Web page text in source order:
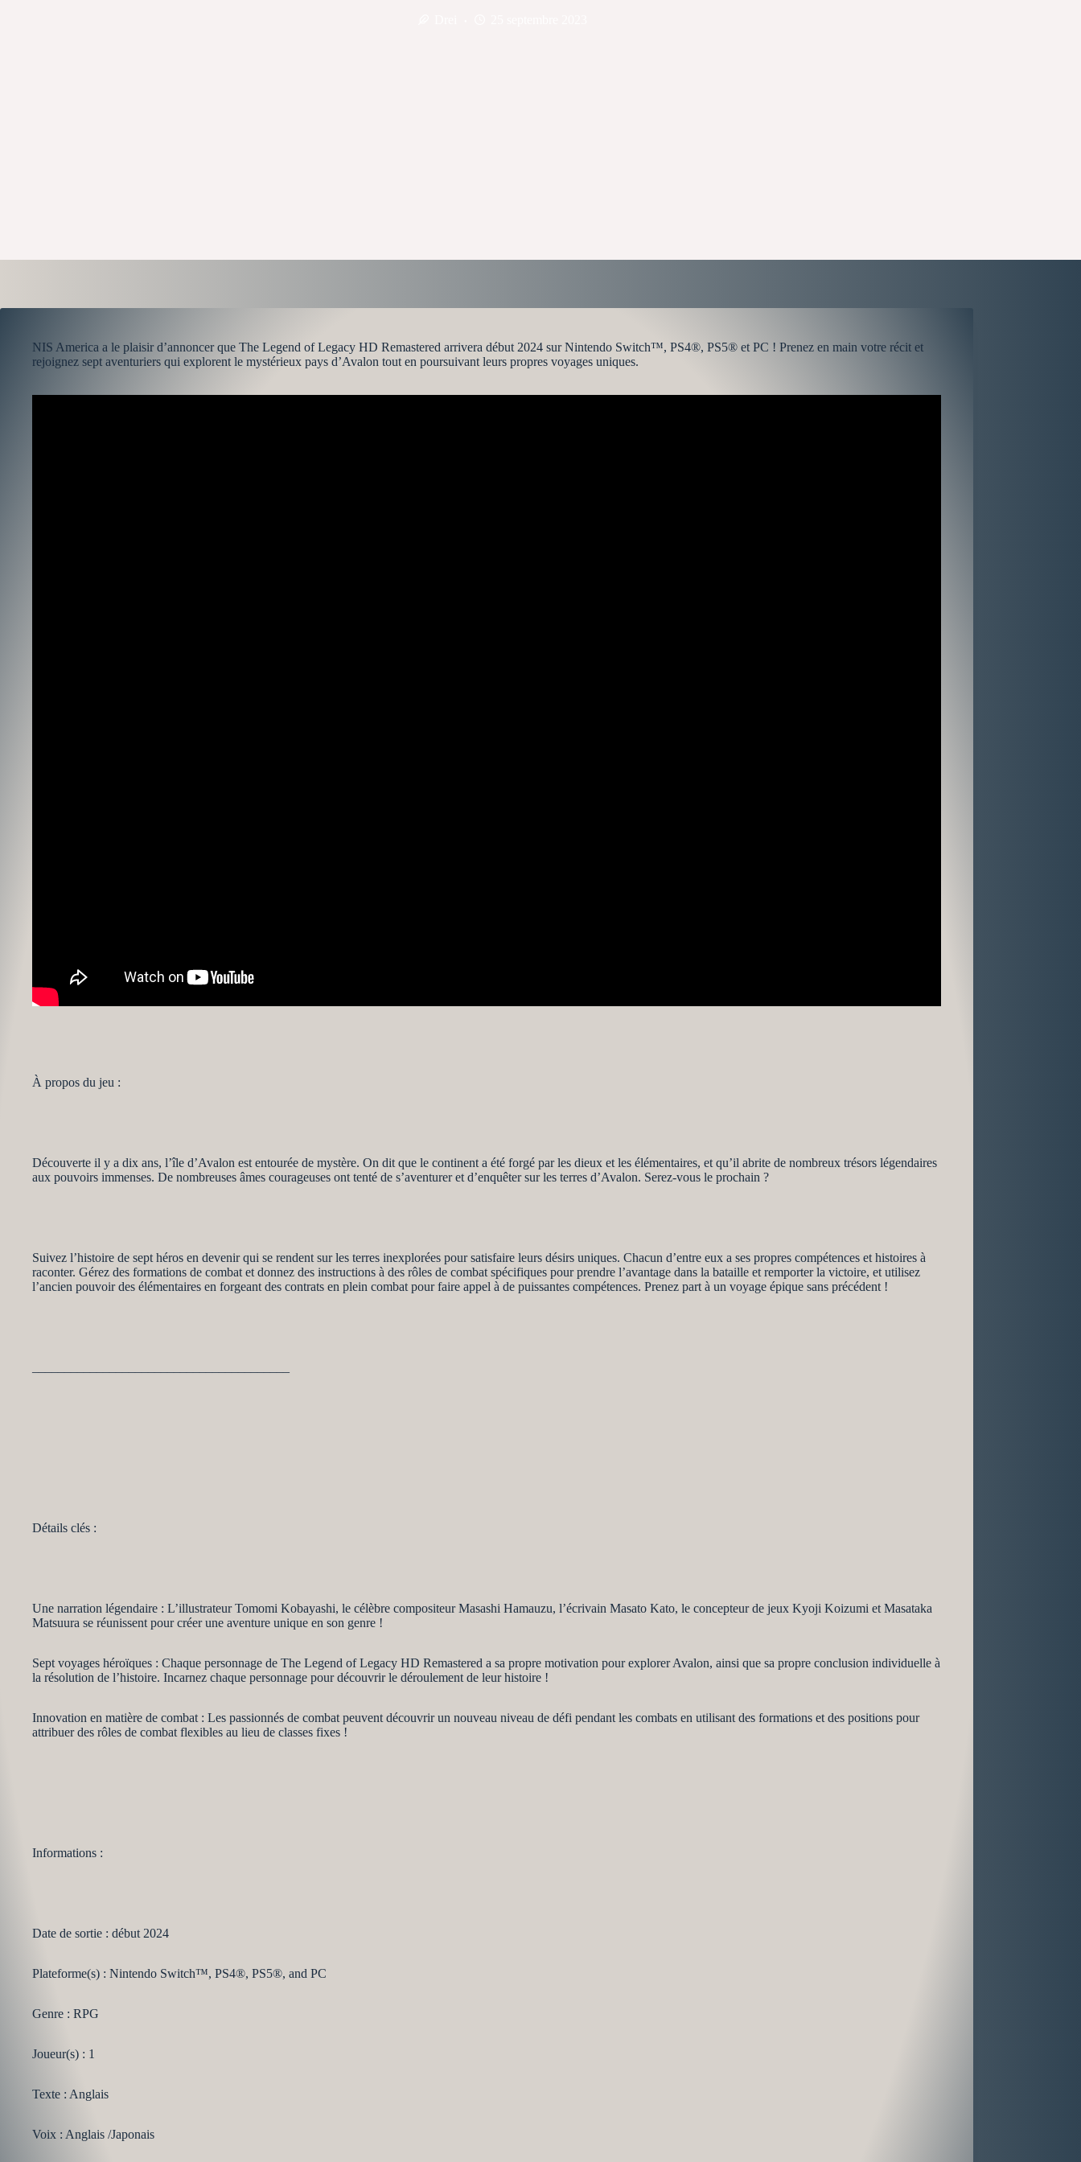
NIS America a le plaisir d’annoncer que The Legend of Legacy HD Remastered arrivera début 2024 sur Nintendo Switch™, PS4®, PS5® et PC ! Prenez en main votre récit et
rejoignez sept aventuriers qui explorent le mystérieux pays d’Avalon tout en poursuivant leurs propres voyages uniques.
À propos du jeu :
Découverte il y a dix ans, l’île d’Avalon est entourée de mystère. On dit que le continent a été forgé par les dieux et les élémentaires, et qu’il abrite de nombreux trésors légendaires
aux pouvoirs immenses. De nombreuses âmes courageuses ont tenté de s’aventurer et d’enquêter sur les terres d’Avalon. Serez-vous le prochain ?
Suivez l’histoire de sept héros en devenir qui se rendent sur les terres inexplorées pour satisfaire leurs désirs uniques. Chacun d’entre eux a ses propres compétences et histoires à
raconter. Gérez des formations de combat et donnez des instructions à des rôles de combat spécifiques pour prendre l’avantage dans la bataille et remporter la victoire, et utilisez
l’ancien pouvoir des élémentaires en forgeant des contrats en plein combat pour faire appel à de puissantes compétences. Prenez part à un voyage épique sans précédent !
Détails clés :
Une narration légendaire : L’illustrateur Tomomi Kobayashi, le célèbre compositeur Masashi Hamauzu, l’écrivain Masato Kato, le concepteur de jeux Kyoji Koizumi et Masataka
Matsuura se réunissent pour créer une aventure unique en son genre !
Sept voyages héroïques : Chaque personnage de The Legend of Legacy HD Remastered a sa propre motivation pour explorer Avalon, ainsi que sa propre conclusion individuelle à
la résolution de l’histoire. Incarnez chaque personnage pour découvrir le déroulement de leur histoire !
Innovation en matière de combat : Les passionnés de combat peuvent découvrir un nouveau niveau de défi pendant les combats en utilisant des formations et des positions pour
attribuer des rôles de combat flexibles au lieu de classes fixes !
Informations :
Date de sortie : début 2024
Plateforme(s) : Nintendo Switch™, PS4®, PS5®, and PC
Genre : RPG
Joueur(s) : 1
Texte : Anglais
Voix : Anglais /Japonais